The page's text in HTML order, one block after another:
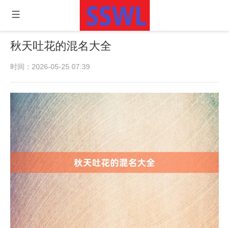
秋天吐花的混名大全
时间：2026-05-25 07:39